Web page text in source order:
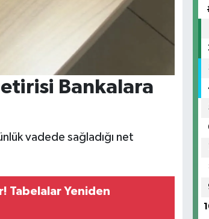
Bankalara
vadede sağladığı net
Tabelalar Yeniden